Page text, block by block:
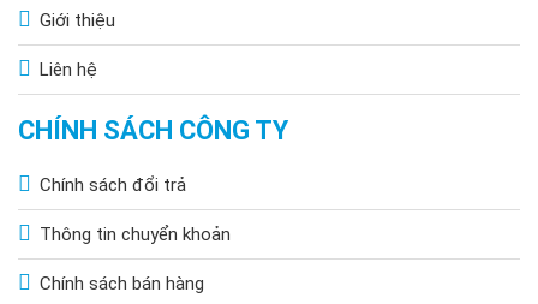
Giới thiệu
Liên hệ
CHÍNH SÁCH CÔNG TY
Chính sách đổi trả
Thông tin chuyển khoản
Chính sách bán hàng